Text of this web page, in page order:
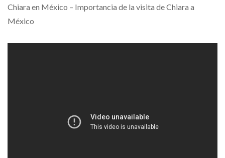
Chiara en México – Importancia de la visita de Chiara a
México